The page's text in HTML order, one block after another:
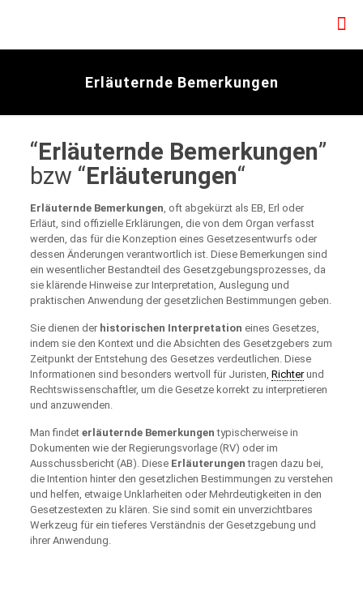
Erläuternde Bemerkungen
“Erläuternde Bemerkungen”
bzw “Erläuterungen“
Erläuternde Bemerkungen, oft abgekürzt als EB, Erl oder
Erläut, sind offizielle Erklärungen, die von dem Organ verfasst
werden, das für die Konzeption eines Gesetzesentwurfs oder
dessen Änderungen verantwortlich ist. Diese Bemerkungen sind
ein wesentlicher Bestandteil des Gesetzgebungsprozesses, da
sie klärende Hinweise zur Interpretation, Auslegung und
praktischen Anwendung der gesetzlichen Bestimmungen geben.
Sie dienen der historischen Interpretation eines Gesetzes,
indem sie den Kontext und die Absichten des Gesetzgebers zum
Zeitpunkt der Entstehung des Gesetzes verdeutlichen. Diese
Informationen sind besonders wertvoll für Juristen, Richterund
Rechtswissenschaftler, um die Gesetze korrekt zu interpretieren
und anzuwenden.
Man findet erläuternde Bemerkungen typischerweise in
Dokumenten wie der Regierungsvorlage (RV) oder im
Ausschussbericht (AB). Diese Erläuterungentragen dazu bei,
die Intention hinter den gesetzlichen Bestimmungen zu verstehen
und helfen, etwaige Unklarheiten oder Mehrdeutigkeiten in den
Gesetzestexten zu klären. Sie sind somit ein unverzichtbares
Werkzeug für ein tieferes Verständnis der Gesetzgebung und
ihrer Anwendung.